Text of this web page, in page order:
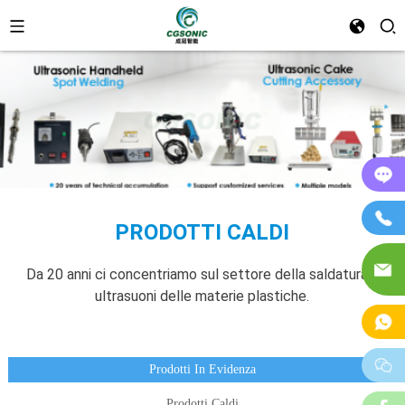
PRODOTTI CALDI
Da 20 anni ci concentriamo sul settore della saldatura a
ultrasuoni delle materie plastiche.
Prodotti In Evidenza